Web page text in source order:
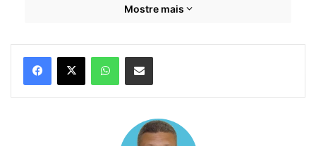
contribuição para o Brasil”, afirmou.
Aliado histórico de Sarney, Zé Martins
mantém uma relação política e de amizade
que remonta à época de seu pai, o ex-
Durante o encontro, o prefeito reforçou os
laços de respeito com o ex-presidente.
Mostre mais